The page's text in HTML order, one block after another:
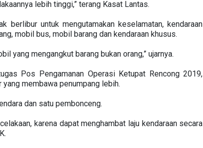
lebih tinggi,” terang Kasat Lantas.
berlibur untuk mengutamakan keselamatan, kendaraan
mobil bus, mobil barang dan kendaraan khusus.
yang mengangkut barang bukan orang,” ujarnya.
Pos Pengamanan Operasi Ketupat Rencong 2019,
membawa penumpang lebih.
dan satu pembonceng.
karena dapat menghambat laju kendaraan secara